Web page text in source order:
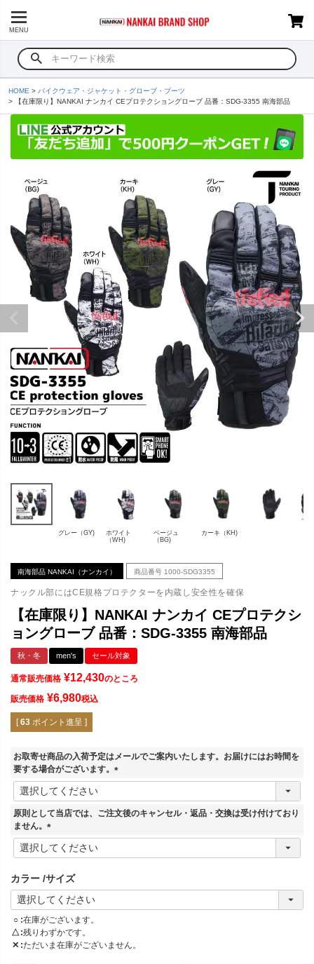
MENU
HOME
バイクウェア・ジャケット・グローブ・ブーツ
【在庫限り】NANKAI ナンカイ CEプロテクショングローブ 品番：SDG-3355 南海部品
グレー（GY)
ホワイト
（WH)
ベージュ
（BG)
カーキ（KH)
南海部品 NANKAI（ナンカイ） 商品番号 1000-SDG3355
ナックル部にはCE規格プロテクターを内蔵し安全性を確保
【在庫限り】NANKAI ナンカイ CEプロテクシ
ョングローブ 品番：SDG-3355 南海部品
秋・冬 men's セール対象
通常販売価格 ¥12,430のところ
販売価格 ¥6,980税込
[ 63 ポイント進呈 ]
お取寄せ商品の入荷予定はメールでご案内いたします。お届けにはお時間を
要する場合がございます。
(
須
原則として当店では、ご注文後のキャンセル・返品・交換は受け付けており
ません。
(
必
)
カラー サイズ
○ 在庫がございます。
△ 残りわずかです。
✕ ただいま在庫がございません。